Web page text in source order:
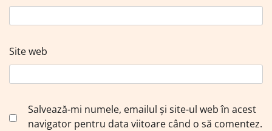
Site web
Salvează-mi numele, emailul și site-ul web în acest
navigator pentru data viitoare când o să comentez.